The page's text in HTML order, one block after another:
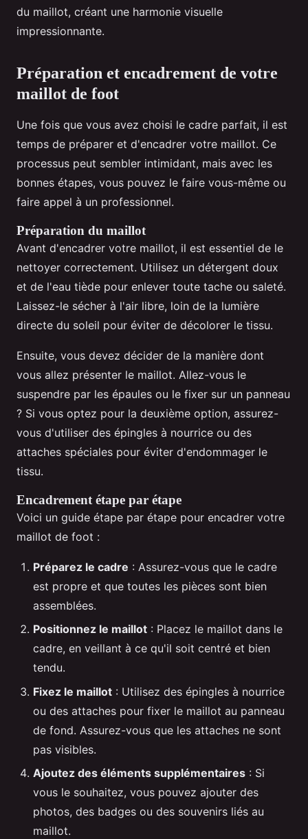
du maillot, créant une harmonie visuelle
impressionnante.
Préparation et encadrement de votre
maillot de foot
Une fois que vous avez choisi le cadre parfait, il est
temps de préparer et d'encadrer votre maillot. Ce
processus peut sembler intimidant, mais avec les
bonnes étapes, vous pouvez le faire vous-même ou
faire appel à un professionnel.
Préparation du maillot
Avant d'encadrer votre maillot, il est essentiel de le
nettoyer correctement. Utilisez un détergent doux
et de l'eau tiède pour enlever toute tache ou saleté.
Laissez-le sécher à l'air libre, loin de la lumière
directe du soleil pour éviter de décolorer le tissu.
Ensuite, vous devez décider de la manière dont
vous allez présenter le maillot. Allez-vous le
suspendre par les épaules ou le fixer sur un panneau
? Si vous optez pour la deuxième option, assurez-
vous d'utiliser des épingles à nourrice ou des
attaches spéciales pour éviter d'endommager le
tissu.
Encadrement étape par étape
Voici un guide étape par étape pour encadrer votre
maillot de foot :
Préparez le cadre : Assurez-vous que le cadre
est propre et que toutes les pièces sont bien
assemblées.
Positionnez le maillot : Placez le maillot dans le
cadre, en veillant à ce qu'il soit centré et bien
tendu.
Fixez le maillot : Utilisez des épingles à nourrice
ou des attaches pour fixer le maillot au panneau
de fond. Assurez-vous que les attaches ne sont
pas visibles.
Ajoutez des éléments supplémentaires : Si
vous le souhaitez, vous pouvez ajouter des
photos, des badges ou des souvenirs liés au
maillot.